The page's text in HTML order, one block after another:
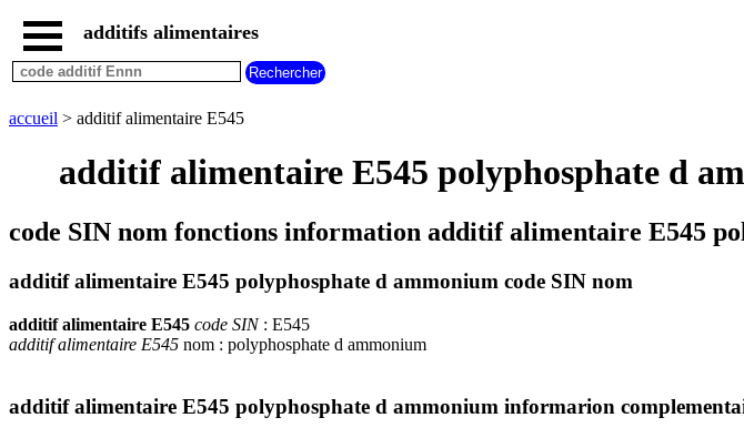
accueil
tous
additifs
additifs
par
additifs alimentaires
accueil > additif alimentaire E545
additif alimentaire E545 polyphosphate d
code SIN nom fonctions information additif alimentaire E545
additif alimentaire E545 polyphosphate d ammonium code SIN nom
additif alimentaire E545 code SIN: E545
additif alimentaire E545 nom : polyphosphate d ammonium
additif alimentaire E545 polyphosphate d ammonium informarion